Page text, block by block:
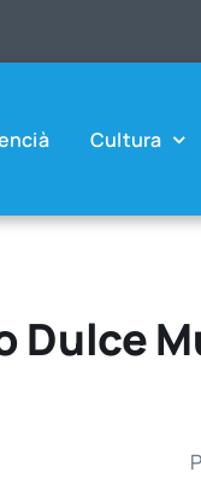
Cul­tu­ra